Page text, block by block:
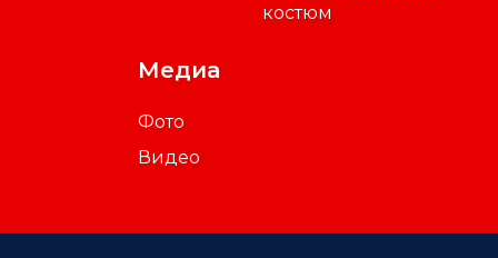
костюм
Медиа
Фото
Видео